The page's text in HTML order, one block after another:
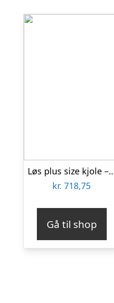
Løs plus size
kr. 718,75
Gå til shop